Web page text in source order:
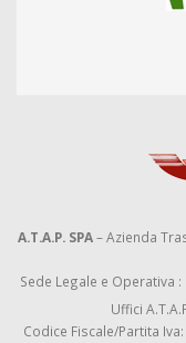
A.T.A.P. SPA– Azienda
Sede Legale e Operativa
Uffici
Codice Fiscale/Partita Iva: